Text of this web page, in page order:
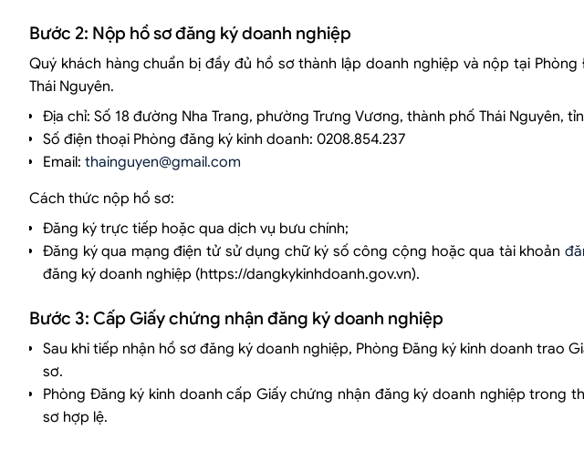
Bước 2: Nộp hồ sơ đăng ký doanh nghiệp
Quý khách hàng chuẩn bị đầy đủ hồ sơ thành lập doanh nghiệp và nộp tại
Thái Nguyên.
Địa chỉ: Số 18 đường Nha Trang, phường Trưng Vương, thành phố Thái Nguyên,
Số điện thoại Phòng đăng ký kinh doanh: 0208.854.237
Email: thainguyen@gmail.com
Cách thức nộp hồ sơ:
Đăng ký trực tiếp hoặc qua dịch vụ bưu chính;
Đăng ký qua mạng điện tử sử dụng chữ ký số công cộng hoặc qua tài khoản
đăng ký doanh nghiệp (https://dangkykinhdoanh.gov.vn).
Bước 3: Cấp Giấy chứng nhận đăng ký doanh nghiệp
Sau khi tiếp nhận hồ sơ đăng ký doanh nghiệp, Phòng Đăng ký kinh doanh trao
sơ.
Phòng Đăng ký kinh doanh cấp Giấy chứng nhận đăng ký doanh nghiệp trong
sơ hợp lệ.